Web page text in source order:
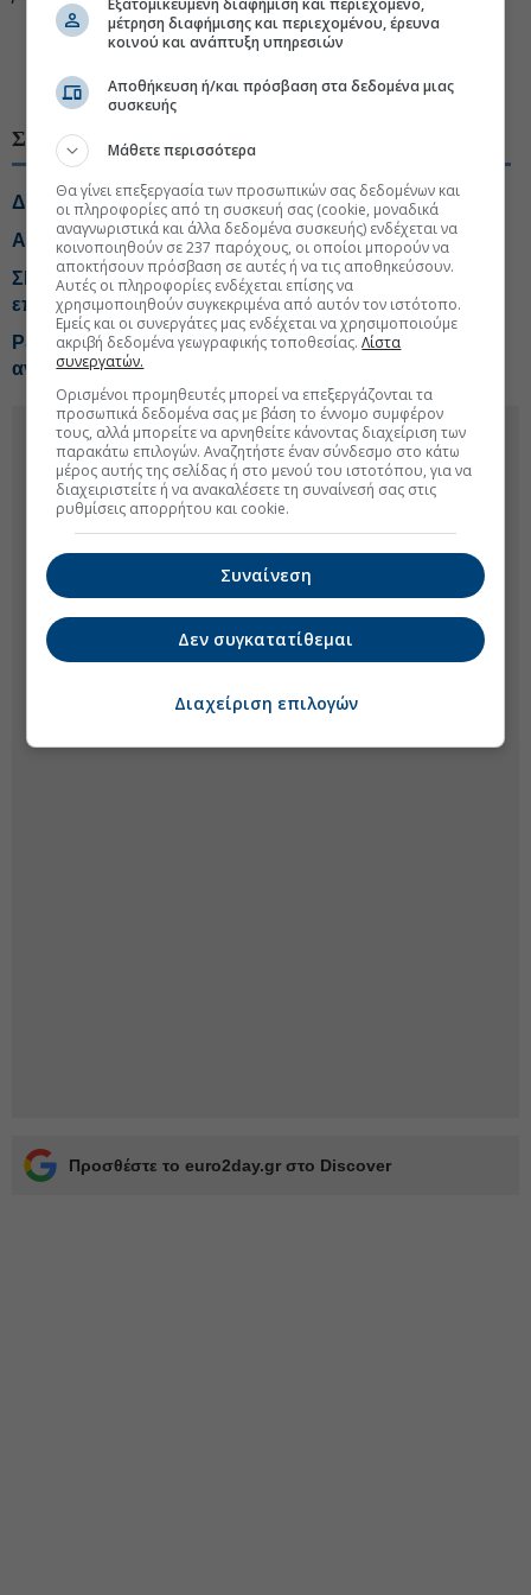
#ΣΕΒ #Σπύρος Θεοδωρόπουλος
#Βιομηχανία Ευρώπη
ΣΧΕΤΙΚΑ ΘΕΜΑΤΑ
ΔΕΘ: Οι φορολογικές παρεμβάσεις που ζητά η αγορά
Αλμα για τις παραγγελίες στα γερμανικά εργοστάσια
ΣΕΒ: Η κυβερνοασφάλεια περνά στον πυρήνα της
επιχειρησιακής στρατηγικής
Ρεκόρ 4,5 ετών για τα ευρωπαϊκά εργοστάσια αλλά η
ανάκαμψη «χωλαίνει»
Προσθέστε το euro2day.gr στο Discover
μέτρηση διαφήμισης και περιεχομένου, έρευνα
κοινού και ανάπτυξη υπηρεσιών
Αποθήκευση ή/και πρόσβαση στα δεδομένα μιας
συσκευής
Μάθετε περισσότερα
Θα γίνει επεξεργασία των προσωπικών σας δεδομένων και
οι πληροφορίες από τη συσκευή σας (cookie, μοναδικά
αναγνωριστικά και άλλα δεδομένα συσκευής) ενδέχεται να
κοινοποιηθούν σε 237 παρόχους, οι οποίοι μπορούν να
αποκτήσουν πρόσβαση σε αυτές ή να τις αποθηκεύσουν.
Αυτές οι πληροφορίες ενδέχεται επίσης να
χρησιμοποιηθούν συγκεκριμένα από αυτόν τον ιστότοπο.
Εμείς και οι συνεργάτες μας ενδέχεται να χρησιμοποιούμε
ακριβή δεδομένα γεωγραφικής τοποθεσίας.Λίστα
συνεργατών.
Ορισμένοι προμηθευτές μπορεί να επεξεργάζονται τα
προσωπικά δεδομένα σας με βάση το έννομο συμφέρον
τους, αλλά μπορείτε να αρνηθείτε κάνοντας διαχείριση των
παρακάτω επιλογών. Αναζητήστε έναν σύνδεσμο στο κάτω
μέρος αυτής της σελίδας ή στο μενού του ιστοτόπου, για να
διαχειριστείτε ή να ανακαλέσετε τη συναίνεσή σας στις
ρυθμίσεις απορρήτου και cookie.
Συναίνεση
Δεν συγκατατίθεμαι
Διαχείριση επιλογών